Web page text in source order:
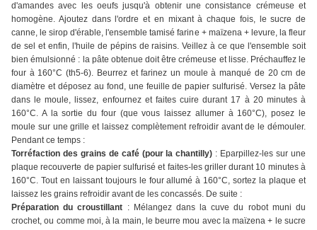
d'amandes avec les oeufs jusqu'à obtenir une consistance crémeuse et
homogène. Ajoutez dans l'ordre et en mixant à chaque fois, le sucre de
canne, le sirop d'érable, l'ensemble tamisé farine + maïzena + levure, la fleur
de sel et enfin, l'huile de pépins de raisins. Veillez à ce que l'ensemble soit
bien émulsionné : la pâte obtenue doit être crémeuse et lisse. Préchauffez le
four à 160°C (th5-6). Beurrez et farinez un moule à manqué de 20 cm de
diamètre et déposez au fond, une feuille de papier sulfurisé. Versez la pâte
dans le moule, lissez, enfournez et faites cuire durant 17 à 20 minutes à
160°C. A la sortie du four (que vous laissez allumer à 160°C), posez le
moule sur une grille et laissez complètement refroidir avant de le démouler.
Pendant ce temps :
Torréfaction des grains de café (pour la chantilly) : Eparpillez-les sur une
plaque recouverte de papier sulfurisé et faites-les griller durant 10 minutes à
160°C. Tout en laissant toujours le four allumé à 160°C, sortez la plaque et
laissez les grains refroidir avant de les concassés. De suite :
Préparation du croustillant : Mélangez dans la cuve du robot muni du
crochet, ou comme moi, à la main, le beurre mou avec la maïzena + le sucre